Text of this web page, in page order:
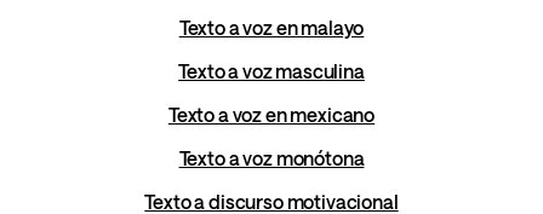
Texto a voz en malayo
Texto a voz masculina
Texto a voz en mexicano
Texto a voz monótona
Texto a discurso motivacional